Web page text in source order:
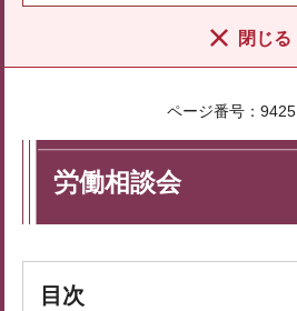
閉じる
ページ番号：9425
労働相談会
目次